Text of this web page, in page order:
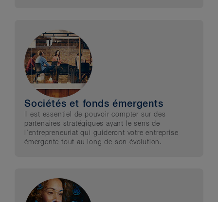
Sociétés et fonds émergents
Il est essentiel de pouvoir compter sur des
partenaires stratégiques ayant le sens de
l’entrepreneuriat qui guideront votre entreprise
émergente tout au long de son évolution.